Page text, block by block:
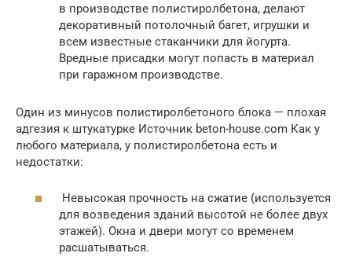
в производстве полистиролбетона, делают
декоративный потолочный багет, игрушки и
всем известные стаканчики для йогурта.
Вредные присадки могут попасть в материал
при гаражном производстве.
Один из минусов полистиролбетоного блока — плохая
адгезия к штукатурке Источник beton-house.com Как у
любого материала, у полистиролбетона есть и
недостатки:
Невысокая прочность на сжатие (используется
для возведения зданий высотой не более двух
этажей). Окна и двери могут со временем
расшатываться.